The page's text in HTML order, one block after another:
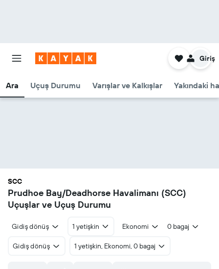
Ara Uçuş Durumu Varışlar ve Kalkışlar Yakındaki
Giriş
SCC
Prudhoe Bay/Deadhorse Havalimanı (SCC)
Uçuşlar ve Uçuş Durumu
Gidiş dönüş 1 yetişkin Ekonomi 0 bagaj
Gidiş dönüş 1 yetişkin, Ekonomi, 0 bagaj